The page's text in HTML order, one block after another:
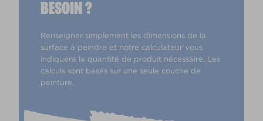
BESOIN ?
Renseigner simplement les dimensions de la
surface à peindre et notre calculateur vous
indiquera la quantité de produit nécessaire. Les
calculs sont basés sur une seule couche de
peinture.